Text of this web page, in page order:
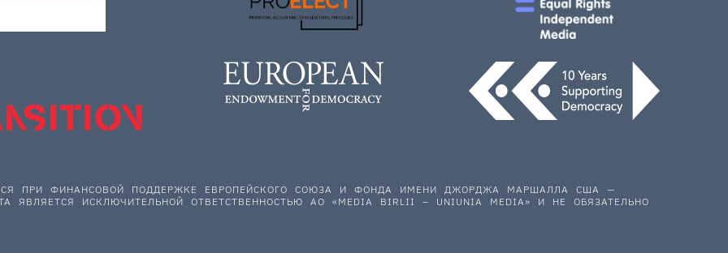
ПРИ ФИНАНСОВОЙ ПОДДЕРЖКЕ ЕВРОПЕЙСКОГО СОЮЗА И ФОНДА ИМЕНИ ДЖОРДЖА МАРШАЛЛА США —
ЯВЛЯЕТСЯ ИСКЛЮЧИТЕЛЬНОЙ ОТВЕТСТВЕННОСТЬЮ АО «MEDIA BIRLII – UNIUNIA MEDIA» И НЕ ОБЯЗАТЕЛЬНО